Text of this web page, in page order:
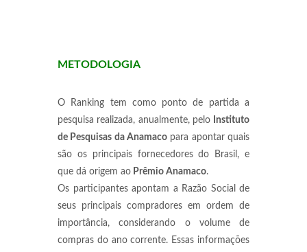
METODOLOGIA
O Ranking tem como ponto de partida a
pesquisa realizada, anualmente, pelo Instituto
de Pesquisas da Anamaco para apontar quais
são os principais fornecedores do Brasil, e
que dá origem ao Prêmio Anamaco.
Os participantes apontam a Razão Social de
seus principais compradores em ordem de
importância, considerando o volume de
compras do ano corrente. Essas informações